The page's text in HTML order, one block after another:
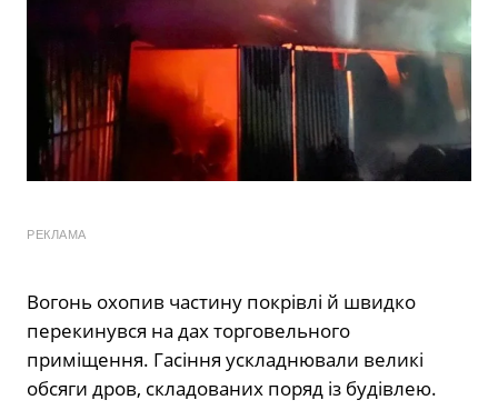
РЕКЛАМА
Вогонь охопив частину покрівлі й швидко
перекинувся на дах торговельного
приміщення. Гасіння ускладнювали великі
обсяги дров, складованих поряд із будівлею.